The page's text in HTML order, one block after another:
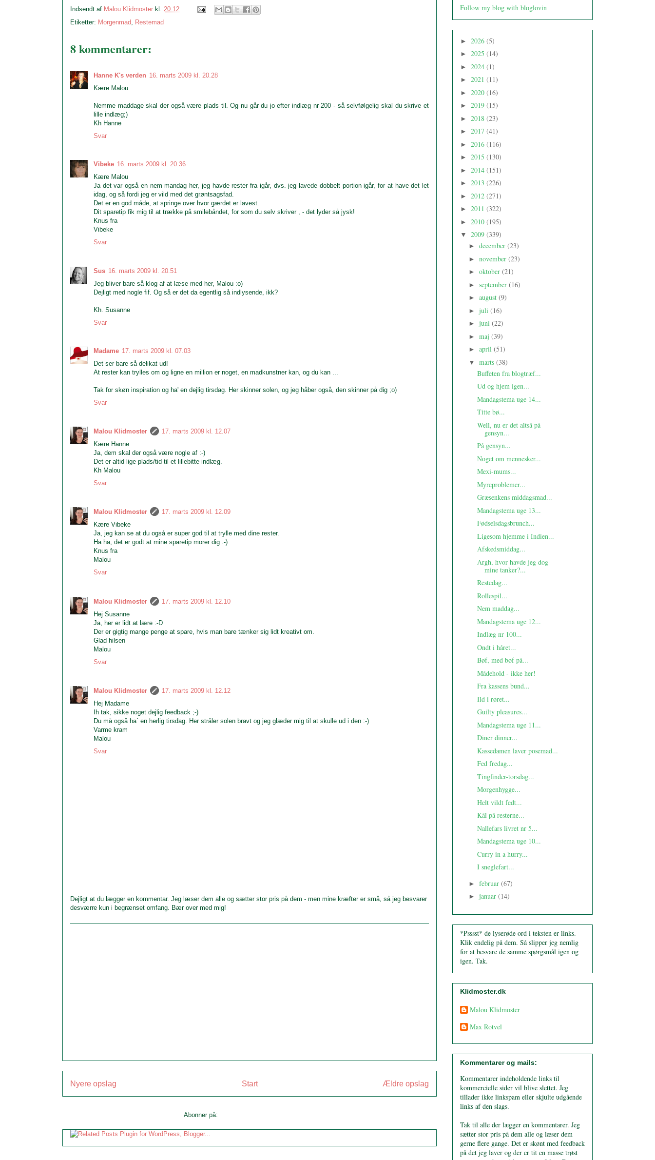
Indsendt af Malou Klidmoster kl. 20.12
Etiketter: Morgenmad, Restemad
8 kommentarer:
Hanne K's verden 16. marts 2009 kl. 20.28
Kære Malou
Nemme maddage skal der også være plads til. Og nu går du jo efter indlæg nr 200 - så selvfølgelig skal du skrive et
lille indlæg;)
Kh Hanne
Svar
Vibeke 16. marts 2009 kl. 20.36
Kære Malou
Ja det var også en nem mandag her, jeg havde rester fra igår, dvs. jeg lavede dobbelt portion igår, for at have det let
idag, og så fordi jeg er vild med det grøntsagsfad.
Det er en god måde, at springe over hvor gærdet er lavest.
Dit sparetip fik mig til at trække på smilebåndet, for som du selv skriver , - det lyder så jysk!
Knus fra
Vibeke
Svar
Sus 16. marts 2009 kl. 20.51
Jeg bliver bare så klog af at læse med her, Malou :o)
Dejligt med nogle fif. Og så er det da egentlig så indlysende, ikk?
Kh. Susanne
Svar
Madame 17. marts 2009 kl. 07.03
Det ser bare så delikat ud!
At rester kan trylles om og ligne en million er noget, en madkunstner kan, og du kan ...
Tak for skøn inspiration og ha' en dejlig tirsdag. Her skinner solen, og jeg håber også, den skinner på dig ;o)
Svar
Malou Klidmoster
17. marts 2009 kl. 12.07
Kære Hanne
Ja, dem skal der også være nogle af :-)
Det er altid lige plads/tid til et lillebitte indlæg.
Kh Malou
Svar
Malou Klidmoster
17. marts 2009 kl. 12.09
Kære Vibeke
Ja, jeg kan se at du også er super god til at trylle med dine rester.
Ha ha, det er godt at mine sparetip morer dig :-)
Knus fra
Malou
Svar
Malou Klidmoster
17. marts 2009 kl. 12.10
Hej Susanne
Ja, her er lidt at lære :-D
Der er gigtig mange penge at spare, hvis man bare tænker sig lidt kreativt om.
Glad hilsen
Malou
Svar
Malou Klidmoster
17. marts 2009 kl. 12.12
Hej Madame
Ih tak, sikke noget dejlig feedback ;-)
Du må også ha´ en herlig tirsdag. Her stråler solen bravt og jeg glæder mig til at skulle ud i den :-)
Varme kram
Malou
Svar
Dejligt at du lægger en kommentar. Jeg læser dem alle og sætter stor pris på dem - men mine kræfter er små, så jeg besvarer
desværre kun i begrænset omfang. Bær over med mig!
Nyere opslag Ældre opslag
Start
Abonner på:
Follow my blog with bloglovin
► 2026 (5)
► 2025 (14)
► 2024 (1)
► 2021 (11)
► 2020 (16)
► 2019 (15)
► 2018 (23)
► 2017 (41)
► 2016 (116)
► 2015 (130)
► 2014 (151)
► 2013 (226)
► 2012 (271)
► 2011 (322)
► 2010 (195)
▼ 2009 (339)
► december (23)
► november (23)
► oktober (21)
► september (16)
► august (9)
► juli (16)
► juni (22)
► maj (39)
► april (51)
▼ marts (38)
Buffeten fra blogtræf...
Ud og hjem igen...
Mandagstema uge 14...
Titte bø...
Well, nu er det altså på
gensyn...
På gensyn...
Noget om mennesker...
Mexi-mums...
Myreproblemer...
Græsenkens middagsmad...
Mandagstema uge 13...
Fødselsdagsbrunch...
Ligesom hjemme i Indien...
Afskedsmiddag...
Argh, hvor havde jeg dog
mine tanker?...
Restedag...
Rollespil...
Nem maddag...
Mandagstema uge 12...
Indlæg nr 100...
Ondt i håret...
Bøf, med bøf på...
Mådehold - ikke her!
Fra kassens bund...
Ild i røret...
Guilty pleasures...
Mandagstema uge 11...
Diner dinner...
Kassedamen laver posemad...
Fed fredag...
Tingfinder-torsdag...
Morgenhygge...
Helt vildt fedt...
Kål på resterne...
Nallefars livret nr 5...
Mandagstema uge 10...
Curry in a hurry...
I sneglefart...
► februar (67)
► januar (14)
*Psssst* de lyserøde ord i teksten er links.
Klik endelig på dem. Så slipper jeg nemlig
for at besvare de samme spørgsmål igen og
igen. Tak.
Klidmoster.dk
Malou Klidmoster
Max Rotvel
Kommentarer og mails:
Kommentarer indeholdende links til
kommercielle sider vil blive slettet. Jeg
tillader ikke linkspam eller skjulte udgående
links af den slags.
Tak til alle der lægger en kommentarer. Jeg
sætter stor pris på dem alle og læser dem
gerne flere gange. Det er skønt med feedback
på det jeg laver og der er tit en masse trøst